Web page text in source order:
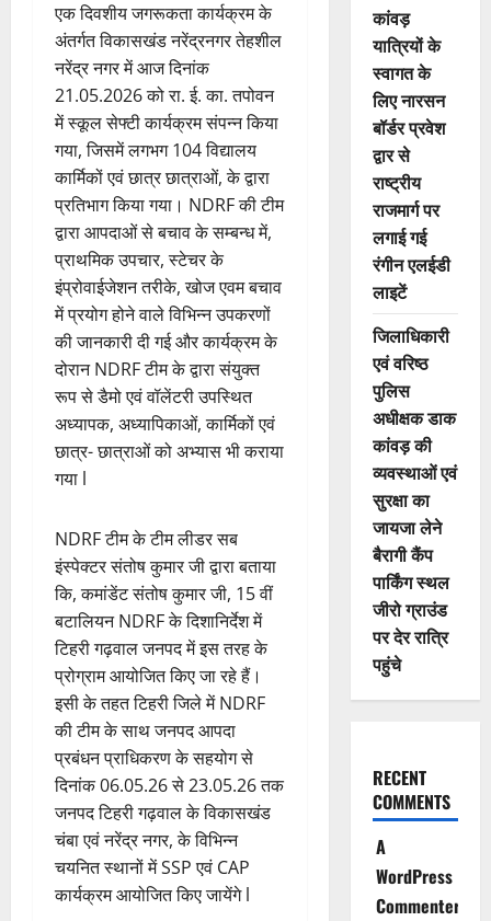
एक दिवशीय जगरूकता कार्यक्रम के
अंतर्गत विकासखंड नरेंद्रनगर तेहशील
नरेंद्र नगर में आज दिनांक
21.05.2026 को रा. ई. का. तपोवन
में स्कूल सेफ्टी कार्यक्रम संपन्न किया
गया, जिसमें लगभग 104 विद्यालय
कार्मिकों एवं छात्र छात्राओं, के द्वारा
प्रतिभाग किया गया। NDRF की टीम
द्वारा आपदाओं से बचाव के सम्बन्ध में,
प्राथमिक उपचार, स्टेचर के
इंप्रोवाईजेशन तरीके, खोज एवम बचाव
में प्रयोग होने वाले विभिन्न उपकरणों
की जानकारी दी गई और कार्यक्रम के
दोरान NDRF टीम के द्वारा संयुक्त
रूप से डैमो एवं वॉलेंटरी उपस्थित
अध्यापक, अध्यापिकाओं, कार्मिकों एवं
छात्र- छात्राओं को अभ्यास भी कराया
गया l
NDRF टीम के टीम लीडर सब
इंस्पेक्टर संतोष कुमार जी द्वारा बताया
कि, कमांडेंट संतोष कुमार जी, 15 वीं
बटालियन NDRF के दिशानिर्देश में
टिहरी गढ़वाल जनपद में इस तरह के
प्रोग्राम आयोजित किए जा रहे हैं।
इसी के तहत टिहरी जिले में NDRF
की टीम के साथ जनपद आपदा
प्रबंधन प्राधिकरण के सहयोग से
दिनांक 06.05.26 से 23.05.26 तक
जनपद टिहरी गढ़वाल के विकासखंड
चंबा एवं नरेंद्र नगर, के विभिन्न
चयनित स्थानों में SSP एवं CAP
कार्यक्रम आयोजित किए जायेंगे l
कांवड़
यात्रियों के
स्वागत के
लिए नारसन
बॉर्डर प्रवेश
द्वार से
राष्ट्रीय
राजमार्ग पर
लगाई गई
रंगीन एलईडी
लाइटें
जिलाधिकारी
एवं वरिष्ठ
पुलिस
अधीक्षक डाक
कांवड़ की
व्यवस्थाओं एवं
सुरक्षा का
जायजा लेने
बैरागी कैंप
पार्किंग स्थल
जीरो ग्राउंड
पर देर रात्रि
पहुंचे
RECENT
COMMENTS
A
WordPress
Commenter